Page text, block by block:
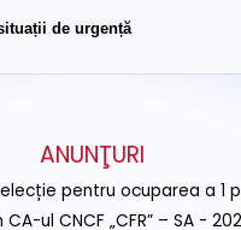
de urgență
ANUNŢURI
pentru ocuparea a 1
ul CNCF „CFR” – SA -